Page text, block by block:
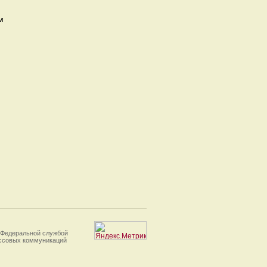
службой
коммуникаций